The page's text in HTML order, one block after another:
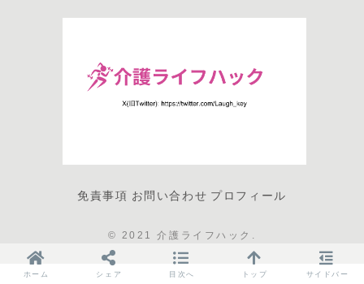
免責事項 お問い合わせ プロフィール
© 2021 介護ライフハック.
ホーム シェア 目次へ トップ サイドバー